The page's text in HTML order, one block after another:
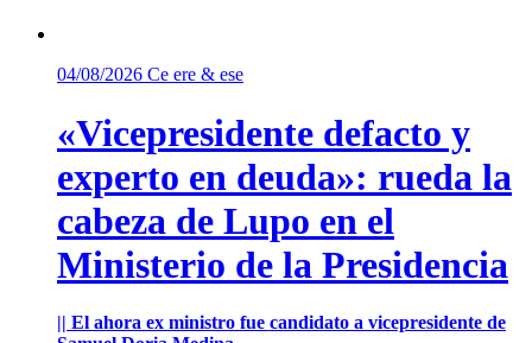
04/08/2026 Ce ere & ese
«Vicepresidente defacto y
experto en deuda»: rueda la
cabeza de Lupo en el
Ministerio de la Presidencia
|| El ahora ex ministro fue candidato a vicepresidente de